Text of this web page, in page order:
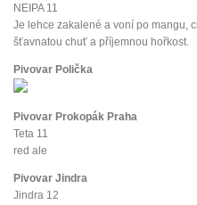
NEIPA 11
Je lehce zakalené a voní po mangu,
šťavnatou chuť a příjemnou hořkost.
Pivovar Polička
Pivovar Prokopák Praha
Teta 11
red ale
Pivovar Jindra
Jindra 12